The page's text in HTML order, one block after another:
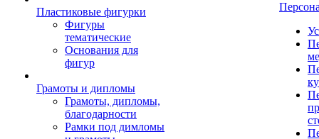
Пластиковые фигурки
Фигуры
тематические
Основания для
фигур
Грамоты и дипломы
Грамоты, дипломы,
благодарности
Рамки под димломы